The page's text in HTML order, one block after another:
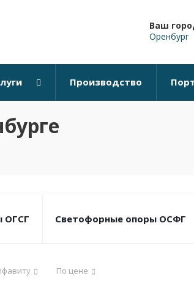
Ваш
Оренбург
Производство
ОГСГ Светофорные опоры ОСФГ
По цене